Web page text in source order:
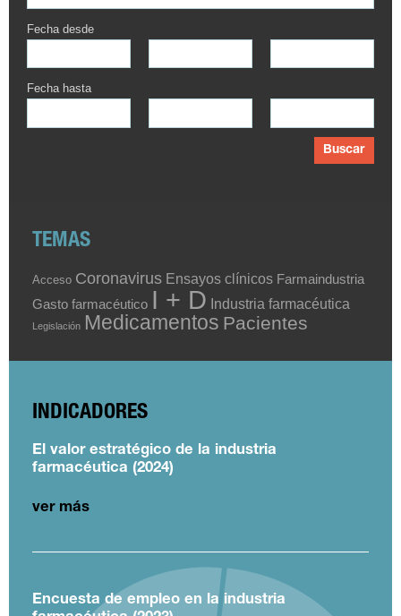
Fecha desde
Fecha hasta
Buscar
TEMAS
Acceso Coronavirus Ensayos clínicos Farmaindustria
Gasto farmacéutico I + D Industria farmacéutica
Legislación Medicamentos Pacientes
INDICADORES
El valor estratégico de la industria
farmacéutica (2024)
ver más
Encuesta de empleo en la industria